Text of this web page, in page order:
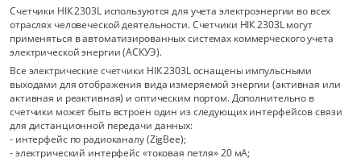
Счетчики НІК 2303L используются для учета электроэнергии во всех
отраслях человеческой деятельности. Счетчики НІК 2303L могут
применяться в автоматизированных системах коммерческого учета
электрической энергии (АСКУЭ).
Все электрические счетчики НІК 2303L оснащены импульсными
выходами для отображения вида измеряемой энергии (активная или
активная и реактивная) и оптическим портом. Дополнительно в
счетчики может быть встроен один из следующих интерфейсов связи
для дистанционной передачи данных:
- интерфейс по радиоканалу (ZigBee);
- электрический интерфейс «токовая петля» 20 мА;